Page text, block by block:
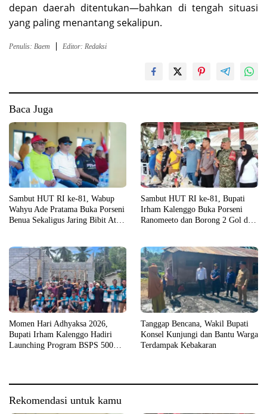
depan daerah ditentukan—bahkan di tengah situasi
yang paling menantang sekalipun.
Penulis: Baem Editor: Redaksi
Baca Juga
Sambut HUT RI ke-81, Wabup
Wahyu Ade Pratama Buka Porseni
Benua Sekaligus Jaring Bibit Atlet
Sambut HUT RI ke-81, Bupati
Irham Kalenggo Buka Porseni
Ranomeeto dan Borong 2 Gol di
Momen Hari Adhyaksa 2026,
Bupati Irham Kalenggo Hadiri
Launching Program BSPS 500
Tanggap Bencana, Wakil Bupati
Konsel Kunjungi dan Bantu Warga
Terdampak Kebakaran
Rekomendasi untuk kamu